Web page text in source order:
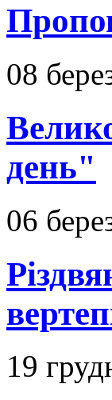
08
день"
06
19